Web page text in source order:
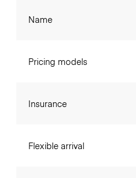
Name
Pricing models
Insurance
Flexible arrival